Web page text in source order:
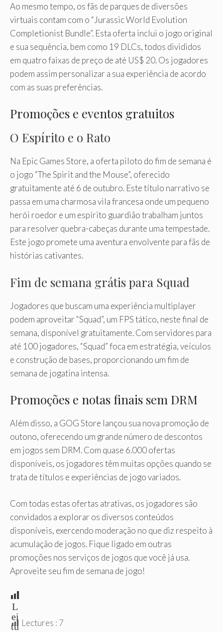
Ao mesmo tempo, os fãs de parques de diversões
virtuais contam com o “Jurassic World Evolution
Completionist Bundle”. Esta oferta inclui o jogo original
e sua sequência, bem como 19 DLCs, todos divididos
em quatro faixas de preço de até US$ 20. Os jogadores
podem assim personalizar a sua experiência de acordo
com as suas preferências.
Promoções e eventos gratuitos
O Espírito e o Rato
Na Epic Games Store, a oferta piloto do fim de semana é
o jogo “The Spirit and the Mouse”, oferecido
gratuitamente até 6 de outubro. Este título narrativo se
passa em uma charmosa vila francesa onde um pequeno
herói roedor e um espírito guardião trabalham juntos
para resolver quebra-cabeças durante uma tempestade.
Este jogo promete uma aventura envolvente para fãs de
histórias cativantes.
Fim de semana grátis para Squad
Jogadores que buscam uma experiência multiplayer
podem aproveitar “Squad”, um FPS tático, neste final de
semana, disponível gratuitamente. Com servidores para
até 100 jogadores, “Squad” foca em estratégia, veículos
e construção de bases, proporcionando um fim de
semana de jogatina intensa.
Promoções e notas finais sem DRM
Além disso, a GOG Store lançou sua nova promoção de
outono, oferecendo um grande número de descontos
em jogos sem DRM. Com quase 6.000 ofertas
disponíveis, os jogadores têm muitas opções quando se
trata de títulos e experiências de jogo variados.
Com todas estas ofertas atrativas, os jogadores são
convidados a explorar os diversos conteúdos
disponíveis, exercendo moderação no que diz respeito à
acumulação de jogos. Fique ligado em outras
promoções nos serviços de jogos que você já usa.
Aproveite seu fim de semana de jogo!
L
ei
tu Lectures : 7